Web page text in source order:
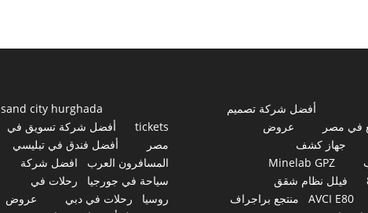
sand city hurghada
tickets
أفضل شركة تسويق في
مصر
أفضل فندق في تبليسي
المسافرون العرب
افضل شركة
سياحة في جورجيا
رحلات في
روسيا
رحلات في دبي
عروض
أفضل شركة تصميم
في مصر
عروض
جهاز كشف
Minelab GPZ
فيلل نظام شقق
AVCI E80
منتجع براجراف